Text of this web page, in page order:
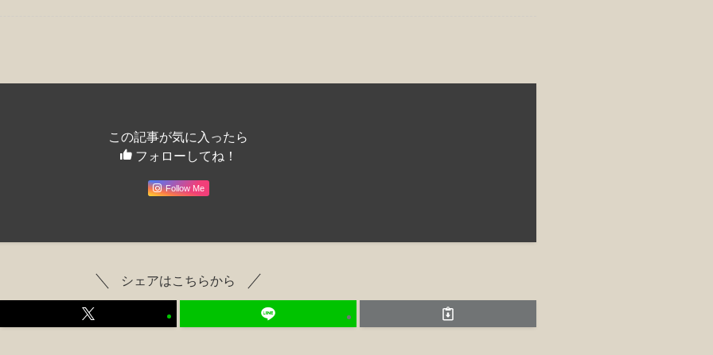
この記事が気に入ったら
フォローしてね！
Follow Me
シェアはこちらから